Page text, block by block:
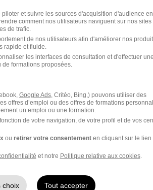
d'essais
et suivre les sources d'acquisition d'audience en
comment nos utilisateurs naviguent sur nos sites
de trafic.
de nos utilisateurs afin d'améliorer nos
rapide et fluide.
les interfaces de consultation et d'effectuer une
formations proposées.
Google Ads, Critéo, Bing,) pouvons utiliser des
offres d’emploi ou des offres de formations
un emploi ou une formation.
de votre navigation, de votre profil et de vos
ou retirer votre consentementen cliquant sur le lien
et notre Politique relative aux cookies.
choix Tout accepter